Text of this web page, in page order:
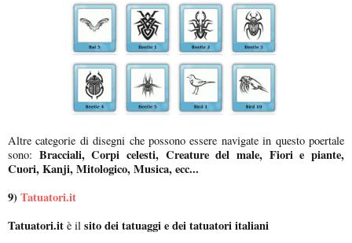
Altre categorie di disegni che possono essere navigate in questo poertale
sono: Bracciali, Corpi celesti, Creature del male, Fiori e piante,
Cuori, Kanji, Mitologico, Musica, ecc...
9)Tatuatori.it
Tatuatori.it è il sito dei tatuaggi e dei tatuatori italiani